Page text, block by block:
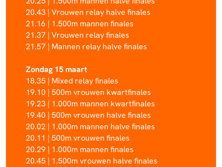
20.43 | Vrouwen relay halve finales
21.16 | 1.500m mannen finales
21.37 | Vrouwen relay finales
21.57 | Mannen relay halve finales
Zondag 15 maart
18.35 | Mixed relay finales
19.10 | 500m vrouwen kwartfinales
19.23 | 1.000m mannen kwartfinales
19.40 | 500m vrouwen halve finales
20.02 | 1.000m mannen halve finales
20.11 | 500m vrouwen finales
20.29 | 1.000m mannen finales
20.45 | 1.500m vrouwen halve finales